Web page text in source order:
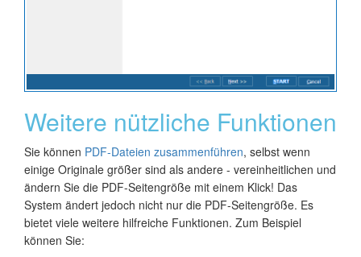
Weitere nützliche Funktionen
Sie können PDF-Dateien zusammenführen, selbst wenn
einige Originale größer sind als andere - vereinheitlichen und
ändern Sie die PDF-Seitengröße mit einem Klick! Das
System ändert jedoch nicht nur die PDF-Seitengröße. Es
bietet viele weitere hilfreiche Funktionen. Zum Beispiel
können Sie: